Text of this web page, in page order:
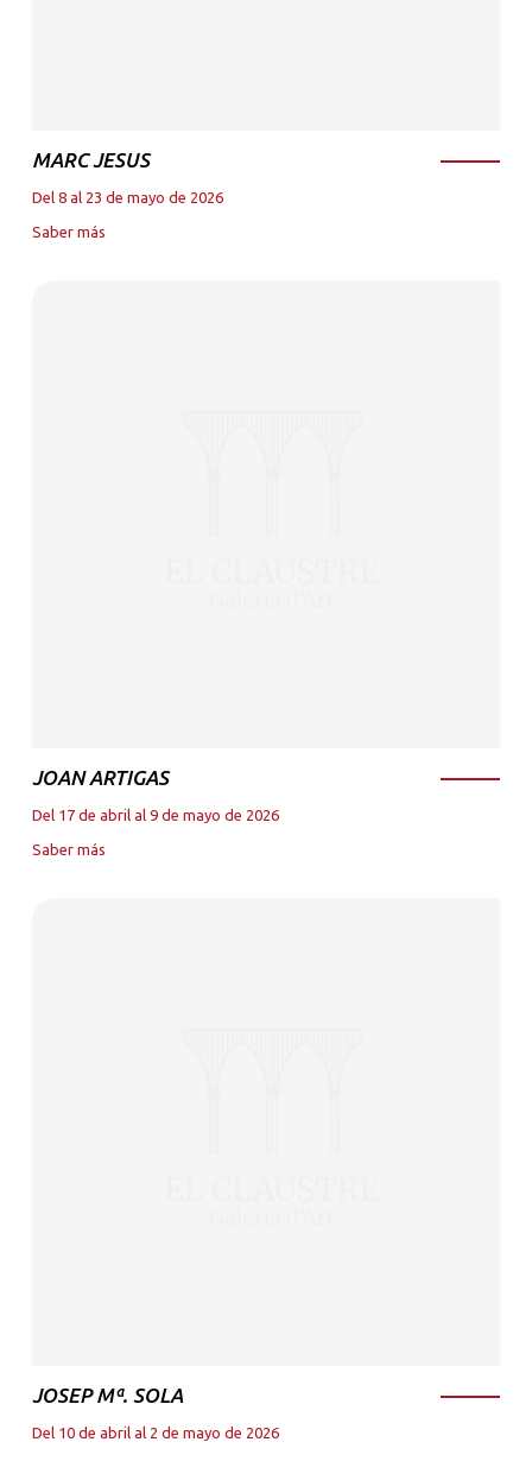
MARC JESUS
Del 8 al 23 de mayo de 2026
Saber más
JOAN ARTIGAS
Del 17 de abril al 9 de mayo de 2026
Saber más
JOSEP Mª. SOLA
Del 10 de abril al 2 de mayo de 2026